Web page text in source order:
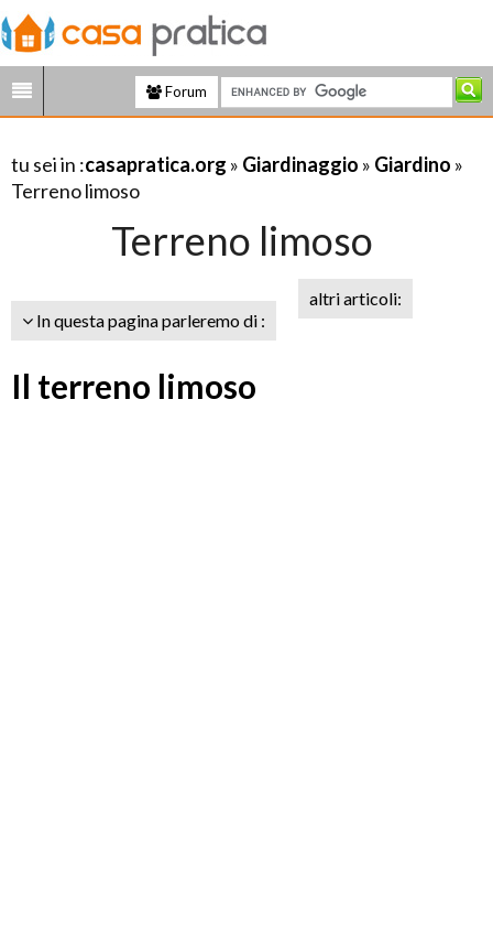
Forum
tu sei in :casapratica.org » Giardinaggio » Giardino »
Terreno limoso
Terreno limoso
In questa pagina parleremo di :
altri articoli:
Il terreno limoso